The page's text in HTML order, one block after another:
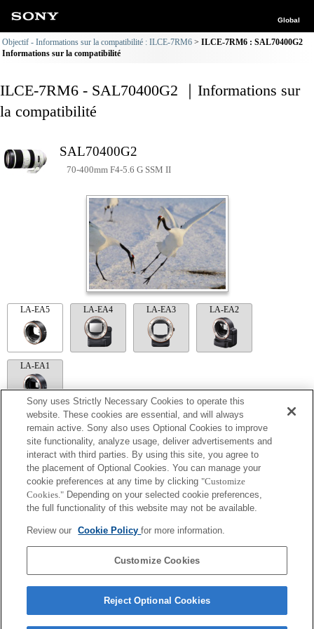
Global
Objectif - Informations sur la compatibilité : ILCE-7RM6
ILCE-7RM6 : SAL70400G2
Informations sur la compatibilité
ILCE-7RM6 - SAL70400G2 ｜Informations sur
la compatibilité
SAL70400G2
70-400mm F4-5.6 G SSM II
LA-EA5 LA-EA4 LA-EA3 LA-EA2
LA-EA1
Disponible avec une bague d'adaptation d'objectif.
Le son de fonctionnement du diaphragme est enregistré à l'aide du microphone
interne.
Outside the A (Aperture priority), S (Shutter priority), and M (Manual) modes, the
shutter speed and the aperture can not be adjusted during the movie recording.
Si vous fixez l'objectif à monture A à l'aide de l'adaptateur, la fonction d'aide à la mise
de mise au point. Vous pouvez agrandir l'image en sélectionnant la fonction [Loupe
mise pt] ou [Aide MF] sur n'importe quelle touche de "Réglag. touche perso".
L'obturateur tactile ne fonctionne pas.
Sony uses Strictly Necessary Cookies to operate this
website. These cookies are essential, and will always
remain active. Sony also uses Optional Cookies to improve
site functionality, analyze usage, deliver advertisements and
interact with third parties. By using this site, you agree to
the placement of Optional Cookies. You can manage your
cookie preferences at any time by clicking "Customize
Cookies." Depending on your selected cookie preferences,
the full functionality of this website may not be available.
Review our Cookie Policyfor more information.
Customize Cookies
Reject Optional Cookies